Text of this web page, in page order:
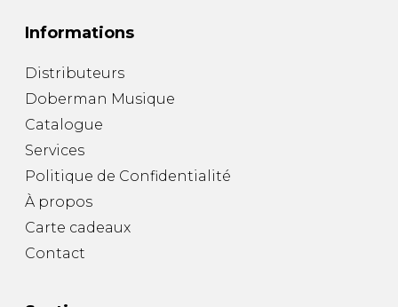
Informations
Distributeurs
Doberman Musique
Catalogue
Services
Politique de Confidentialité
À propos
Carte cadeaux
Contact